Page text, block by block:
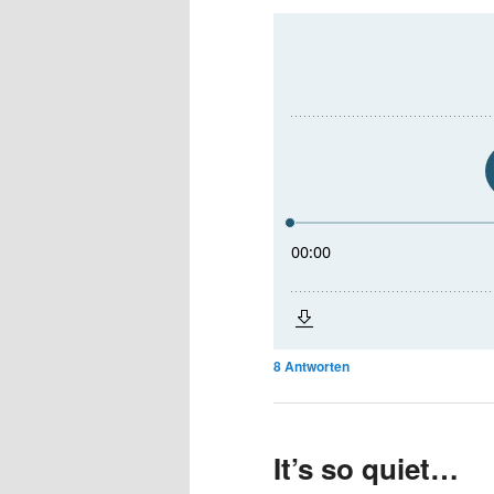
8Antworten
It’s so quiet…